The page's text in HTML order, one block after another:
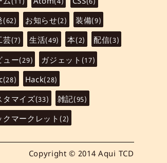
(62) お知らせ(2) 装備(9)
芸(7) 生活(49) 本(2) 配信(3)
ュー(29) ガジェット (17)
(28) Hack(28)
タマイズ(33) 雑記(95)
クマークレット (2)
Copyright © 2014 Aqui TCD